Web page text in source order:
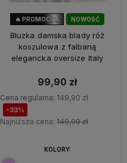
NOWOŚĆ
🔥 PROMOCJA
Bluzka damska blady róż
koszulowa z falbaną
elegancka oversize Italy
99,90 zł
Cena regularna: 149,90 zł
-33%
Najniższa cena: 149,90 zł
KOLORY: